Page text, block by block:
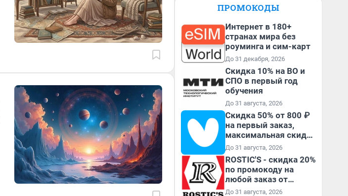
ПРОМОКОДЫ
Интернет в 180+
странах мира без
роуминга и сим-карт
До 31 декабря, 2026
Скидка 10% на ВО и
СПО в первый год
обучения
До 31 августа, 2026
Скидка 50% от 800 ₽
на первый заказ,
максимальная скидка
600 ₽
До 31 августа, 2026
ROSTIC'S - скидка 20%
по промокоду на
любой заказ от
3199₽!
До 31 августа, 2026